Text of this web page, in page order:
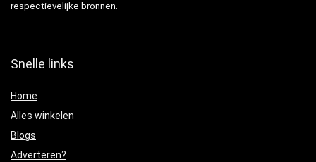
respectievelijke bronnen.
Snelle links
Home
Alles winkelen
Blogs
Adverteren?